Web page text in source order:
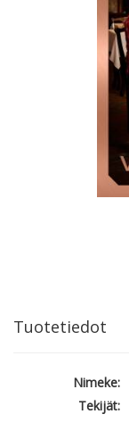
Tuotetiedot
Nimeke:
Tekijät: